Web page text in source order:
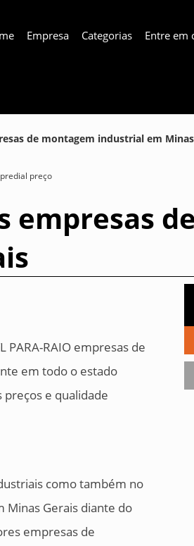
Empresa Categorias Entre em
de montagem industrial em
preço
empresas
PARA-RAIO empresas de
em todo o estado
e qualidade
como também no
Minas Gerais diante do
empresas de